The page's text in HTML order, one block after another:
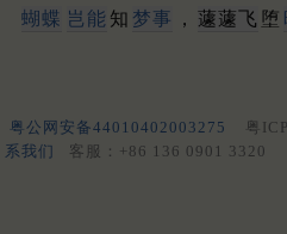
蝴蝶 岂能 知 梦事 ， 蘧蘧飞 堕
粤公网安备44010402003275 粤
系我们
客服：+86 136 0901 3320